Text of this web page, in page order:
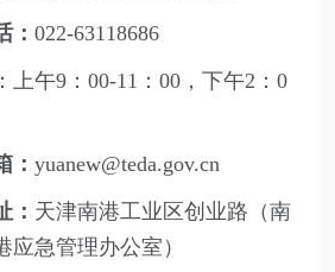
：022-63118686
上午9：00-11：00，下午2：0
：yuanew@teda.gov.cn
： 天津南港工业区创业路（南
急管理办公室）